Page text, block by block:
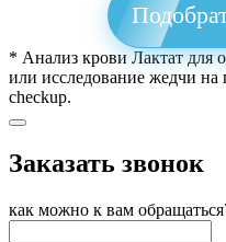
* Анализ крови Лактат для
или исследование жедчи
checkup.
Заказать звонок
как можно к вам